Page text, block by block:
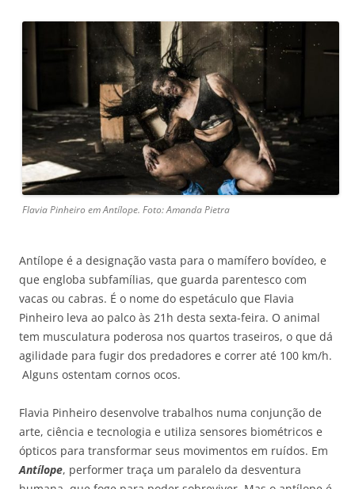
Flavia Pinheiro em Antílope. Foto: Amanda Pietra
Antílope é a designação vasta para o mamífero bovídeo, e
que engloba subfamílias, que guarda parentesco com
vacas ou cabras. É o nome do espetáculo que Flavia
Pinheiro leva ao palco às 21h desta sexta-feira. O animal
tem musculatura poderosa nos quartos traseiros, o que dá
agilidade para fugir dos predadores e correr até 100 km/h.
Alguns ostentam cornos ocos.
Flavia Pinheiro desenvolve trabalhos numa conjunção de
arte, ciência e tecnologia e utiliza sensores biométricos e
ópticos para transformar seus movimentos em ruídos. Em
Antílope, performer traça um paralelo da desventura